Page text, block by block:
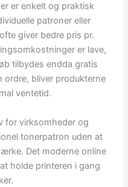
er enkelt og praktisk
patroner eller
giver bedre pris pr.
er lave,
tilbydes endda gratis
ordre, bliver produkterne
ventetid.
for virksomheder og
tonerpatron uden at
Det moderne online
holde printeren i gang